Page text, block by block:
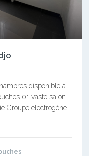
disponible à
01 vaste salon
Groupe électrogène